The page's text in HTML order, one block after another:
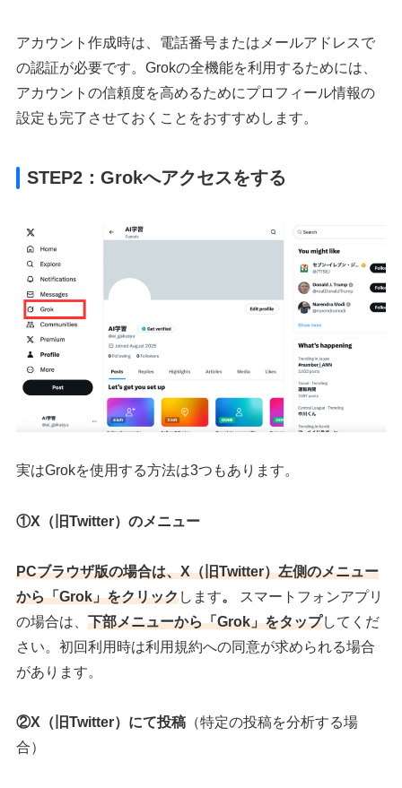
アカウント作成時は、電話番号またはメールアドレスで
の認証が必要です。Grokの全機能を利用するためには、
アカウントの信頼度を高めるためにプロフィール情報の
設定も完了させておくことをおすすめします。
STEP2：Grokへアクセスをする
実はGrokを使用する方法は3つもあります。
①X（旧Twitter）のメニュー
PCブラウザ版の場合は、X（旧Twitter）左側のメニュー
から「Grok」をクリックします。
スマートフォンアプリ
の場合は、下部メニューから「Grok」をタップしてくだ
さい。初回利用時は利用規約への同意が求められる場合
があります。
②X（旧Twitter）にて投稿 （特定の投稿を分析する場
合）